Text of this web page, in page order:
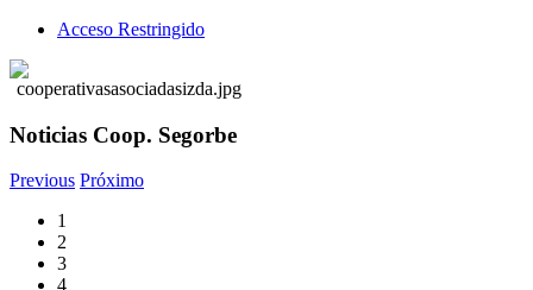
Acceso Restringido
Noticias Coop. Segorbe
Previous Próximo
1
2
3
4